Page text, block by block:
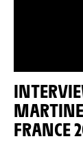
INTERVIEW APRÈS-COURSE DE
FRANCE